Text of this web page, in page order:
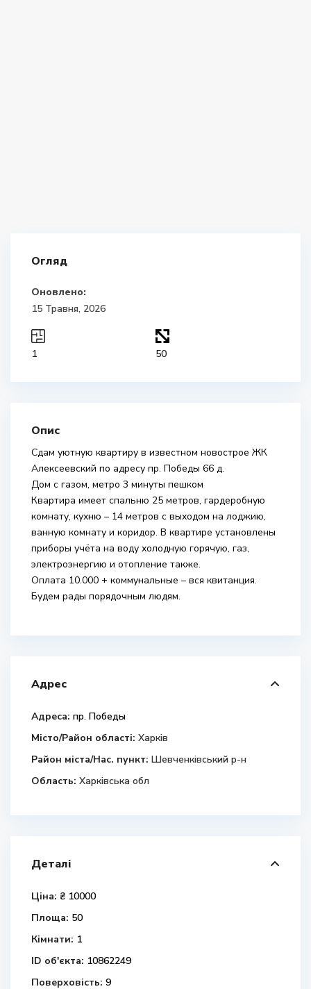
Огляд
Оновлено:
15 Травня, 2026
1 50
Опис
Сдам уютную квартиру в известном новострое ЖК
Алексеевский по адресу пр. Победы 66 д.
Дом с газом, метро 3 минуты пешком
Квартира имеет спальню 25 метров, гардеробную
комнату, кухню – 14 метров с выходом на лоджию,
ванную комнату и коридор. В квартире установлены
приборы учёта на воду холодную горячую, газ,
электроэнергию и отопление также.
Оплата 10.000 + коммунальные – вся квитанция.
Будем рады порядочным людям.
Адрес
Адреса: пр. Победы
Місто/Район області: Харків
Район міста/Нас. пункт: Шевченківський р-н
Область: Харківська обл
Деталі
Ціна: ₴ 10000
Площа: 50
Кімнати: 1
ID об'єкта: 10862249
Поверховість: 9